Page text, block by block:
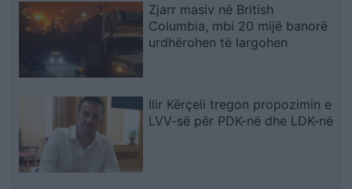
Zjarr masiv në British
Columbia, mbi 20 mijë banorë
urdhërohen të largohen
Ilir Kërçeli tregon propozimin e
LVV-së për PDK-në dhe LDK-në